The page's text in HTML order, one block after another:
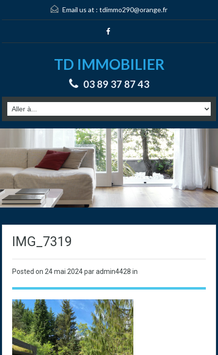
Email us at : tdimmo290@orange.fr
TD IMMOBILIER
03 89 37 87 43
IMG_7319
Posted on 24 mai 2024par admin4428 in